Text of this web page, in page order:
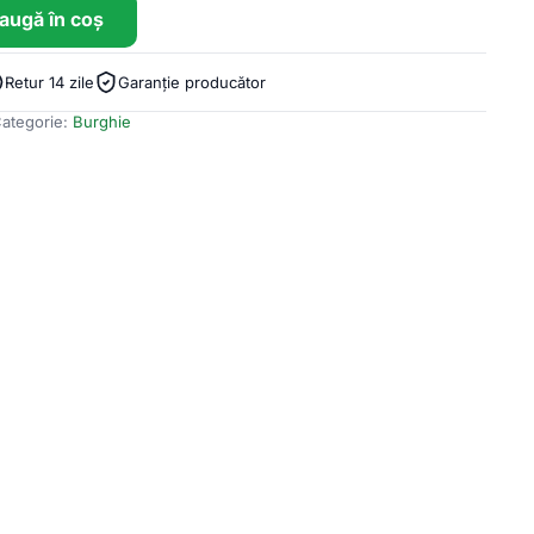
în coș
Retur 14 zile Garanție producător
Burghie